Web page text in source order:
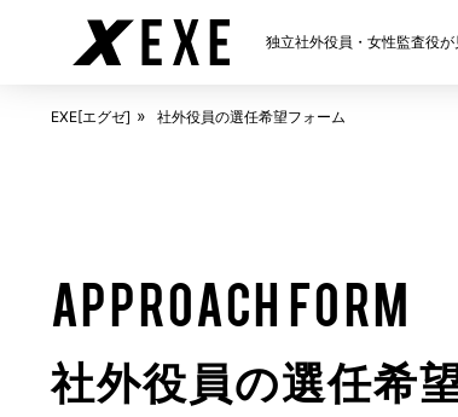
独立社外役員・女性監査役
ABOUT EXE[エグゼ]とは
FAQ よくある質問
EXE[エグゼ] 社外役員の選任希望フォーム
APPROACH FORM
社外役員の選任希